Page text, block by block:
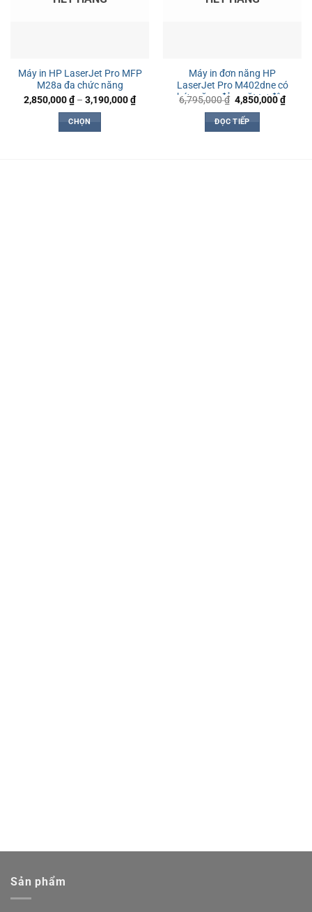
Máy in HP LaserJet Pro MFP
M28a đa chức năng
2,850,000₫ – 3,190,000₫Khoảng
giá:
CHỌN
Máy in đơn năng HP
LaserJet Pro M402dne có
chức năng đảo mặt tự động
6,795,000₫ Giá
gốc
là:
6,795,000 ₫.
4,850,000₫Giá
hiện
ĐỌC TIẾP
Sản phẩm